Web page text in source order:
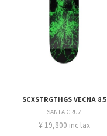
SCXSTRGTHGS VECNA 8.5
SANTA CRUZ
¥ 19,800 inc tax